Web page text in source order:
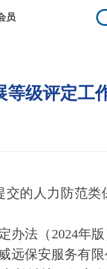
员
等级评定工
的人力防范
办法（2024年
保安服务有限